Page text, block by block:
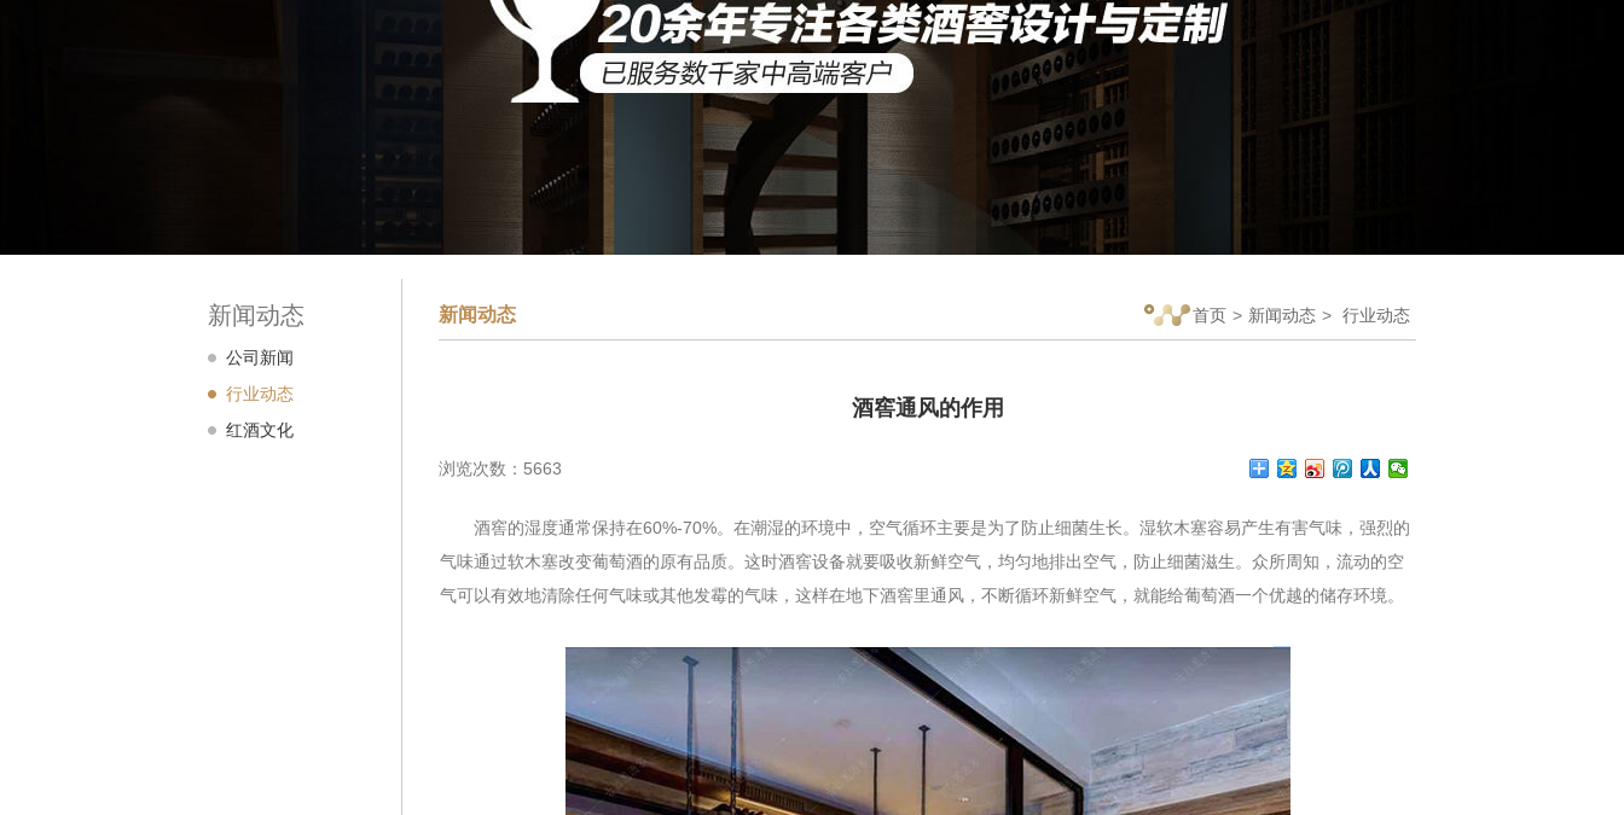
新闻动态
公司新闻
行业动态
红酒文化
新闻动态 首页 > 新闻动态 > 行业动态
酒窖通风的作用
浏览次数：5663
酒窖的湿度通常保持在60%-70%。在潮湿的环境中，空气循环主要是为了防止细菌生长。湿软木塞容易产生有害气味，强烈的
气味通过软木塞改变葡萄酒的原有品质。这时酒窖设备就要吸收新鲜空气，均匀地排出空气，防止细菌滋生。众所周知，流动的空
气可以有效地清除任何气味或其他发霉的气味，这样在地下酒窖里通风，不断循环新鲜空气，就能给葡萄酒一个优越的储存环境。